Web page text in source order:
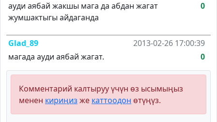
ауди аябай жакшы мага да абдан жагат
жумшактыгы айдаганда
0
Glad_89
2013-02-26 17:00:39
магада ауди аябай жагат.
0
Комментарий калтыруу үчүн өз ысымыңыз
менен кириңиз же каттоодон өтүңүз.